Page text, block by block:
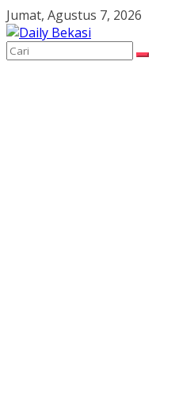
Skip
to
content
Jumat, Agustus 7, 2026